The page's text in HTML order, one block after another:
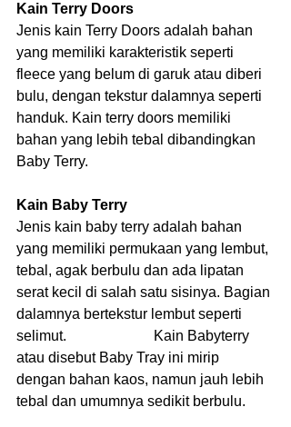
Kain Terry Doors
Jenis kain Terry Doors adalah bahan
yang memiliki karakteristik seperti
fleece yang belum di garuk atau diberi
bulu, dengan tekstur dalamnya seperti
handuk. Kain terry doors memiliki
bahan yang lebih tebal dibandingkan
Baby Terry.
Kain Baby Terry
Jenis kain baby terry adalah bahan
yang memiliki permukaan yang lembut,
tebal, agak berbulu dan ada lipatan
serat kecil di salah satu sisinya. Bagian
dalamnya bertekstur lembut seperti
selimut.                        Kain Babyterry
atau disebut Baby Tray ini mirip
dengan bahan kaos, namun jauh lebih
tebal dan umumnya sedikit berbulu.